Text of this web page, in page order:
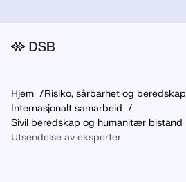
Hjem
Risiko, sårbarhet og beredskap
Internasjonalt samarbeid
Sivil beredskap og humanitær bistand
Utsendelse av eksperter